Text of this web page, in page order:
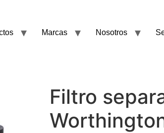
Marcas Nosotros
Filtro